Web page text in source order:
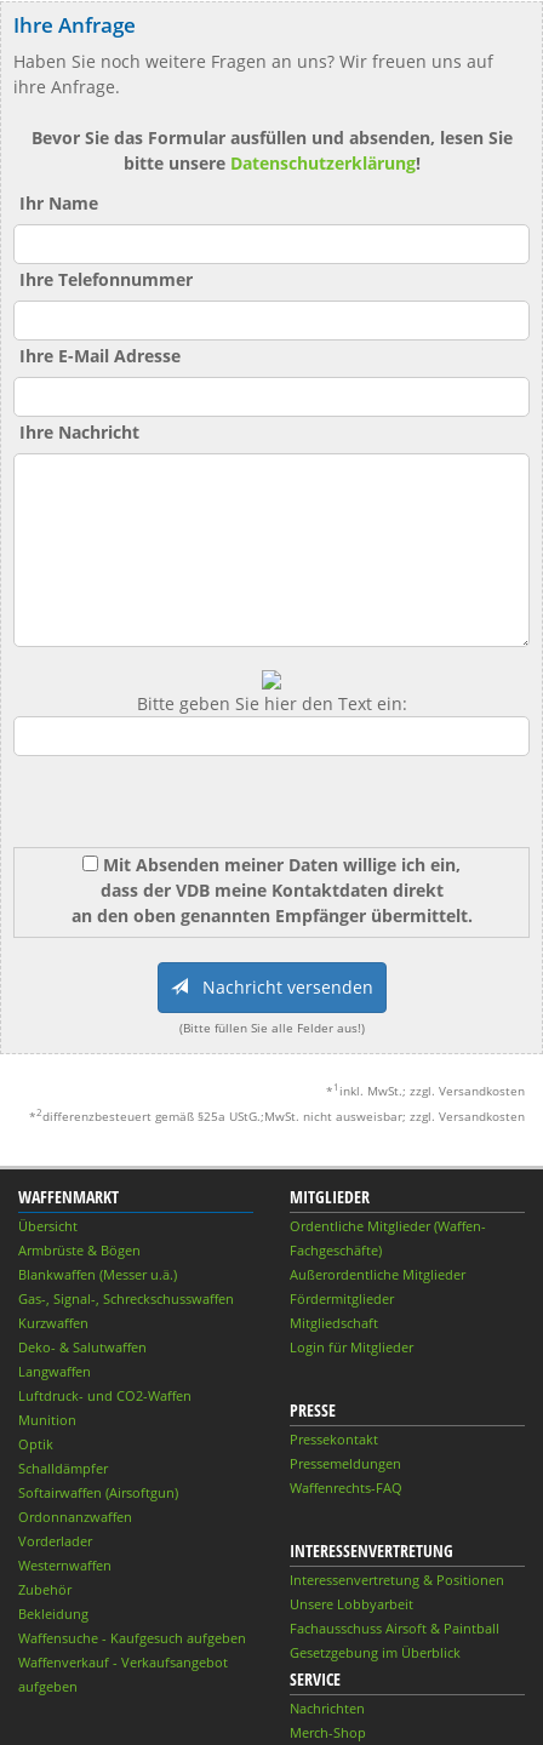
Ihre Anfrage
Haben Sie noch weitere Fragen an uns? Wir freuen uns auf
ihre Anfrage.
Bevor Sie das Formular ausfüllen und absenden, lesen Sie
bitte unsere Datenschutzerklärung!
Ihr Name
Ihre Telefonnummer
Ihre E-Mail Adresse
Ihre Nachricht
Bitte geben Sie hier den Text ein:
Mit Absenden meiner Daten willige ich ein,
dass der VDB meine Kontaktdaten direkt
an den oben genannten Empfänger übermittelt.
Nachricht versenden
(Bitte füllen Sie alle Felder aus!)
* 1 inkl. MwSt.; zzgl. Versandkosten
*2differenzbesteuert gemäß §25a UStG.;MwSt. nicht ausweisbar; zzgl. Versandkosten
WAFFENMARKT
Übersicht
Armbrüste & Bögen
Blankwaffen (Messer u.ä.)
Gas-, Signal-, Schreckschusswaffen
Kurzwaffen
Deko- & Salutwaffen
Langwaffen
Luftdruck- und CO2-Waffen
Munition
Optik
Schalldämpfer
Softairwaffen (Airsoftgun)
Ordonnanzwaffen
Vorderlader
Westernwaffen
Zubehör
Bekleidung
Waffensuche - Kaufgesuch aufgeben
Waffenverkauf - Verkaufsangebot
aufgeben
MITGLIEDER
Ordentliche Mitglieder (Waffen-
Fachgeschäfte)
Außerordentliche Mitglieder
Fördermitglieder
Mitgliedschaft
Login für Mitglieder
PRESSE
Pressekontakt
Pressemeldungen
Waffenrechts-FAQ
INTERESSENVERTRETUNG
Interessenvertretung & Positionen
Unsere Lobbyarbeit
Fachausschuss Airsoft & Paintball
Gesetzgebung im Überblick
SERVICE
Nachrichten
Merch-Shop